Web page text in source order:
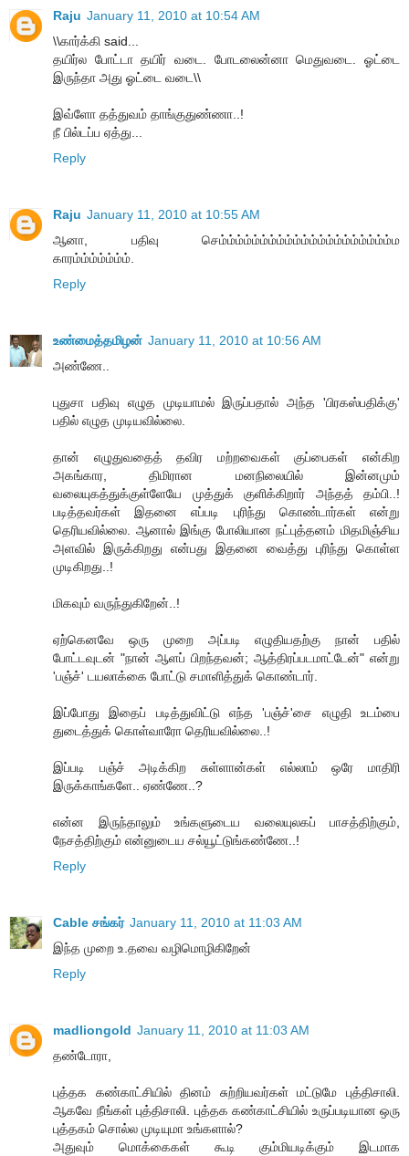
Raju January 11, 2010 at 10:54 AM
\\கார்க்கி said...
தயிர்ல போட்டா தயிர் வடை. போடலைன்னா மெதுவடை. ஓட்டை
இருந்தா அது ஓட்டை வடை\\
இவ்ளோ தத்துவம் தாங்குதுண்ணா..!
நீ பில்டப்ப ஏத்து...
Reply
Raju January 11, 2010 at 10:55 AM
ஆனா, பதிவு செம்ம்ம்ம்ம்ம்ம்ம்ம்ம்ம்ம்ம்ம்ம்ம்ம்ம்ம்ம்ம்ம
காரம்ம்ம்ம்ம்ம்ம்.
Reply
உண்மைத்தமிழன் January 11, 2010 at 10:56 AM
அண்ணே..
புதுசா பதிவு எழுத முடியாமல் இருப்பதால் அந்த 'பிரகஸ்பதிக்கு'
பதில் எழுத முடியவில்லை.
தான் எழுதுவதைத் தவிர மற்றவைகள் குப்பைகள் என்கிற
அகங்கார, திமிரான மனநிலையில் இன்னமும்
வலையுகத்துக்குள்ளேயே முத்துக் குளிக்கிறார் அந்தத் தம்பி..!
படித்தவர்கள் இதனை எப்படி புரிந்து கொண்டார்கள் என்று
தெரியவில்லை. ஆனால் இங்கு போலியான நட்புத்தனம் மிதமிஞ்சிய
அளவில் இருக்கிறது என்பது இதனை வைத்து புரிந்து கொள்ள
முடிகிறது..!
மிகவும் வருந்துகிறேன்..!
ஏற்கெனவே ஒரு முறை அப்படி எழுதியதற்கு நான் பதில்
போட்டவுடன் "நான் ஆளப் பிறந்தவன்; ஆத்திரப்படமாட்டேன்" என்று
'பஞ்ச்' டயலாக்கை போட்டு சமாளித்துக் கொண்டார்.
இப்போது இதைப் படித்துவிட்டு எந்த 'பஞ்ச்'சை எழுதி உடம்பை
துடைத்துக் கொள்வாரோ தெரியவில்லை..!
இப்படி பஞ்ச் அடிக்கிற சுள்ளான்கள் எல்லாம் ஒரே மாதிரி
இருக்காங்களே.. ஏண்ணே..?
என்ன இருந்தாலும் உங்களுடைய வலையுலகப் பாசத்திற்கும்,
நேசத்திற்கும் என்னுடைய சல்யூட்டுங்கண்ணே..!
Reply
Cable சங்கர் January 11, 2010 at 11:03 AM
இந்த முறை உ.தவை வழிமொழிகிறேன்
Reply
madliongold January 11, 2010 at 11:03 AM
தண்டோரா,
புத்தக கண்காட்சியில் தினம் சுற்றியவர்கள் மட்டுமே புத்திசாலி.
ஆகவே நீங்கள் புத்திசாலி. புத்தக கண்காட்சியில் உருப்படியான ஒரு
புத்தகம் சொல்ல முடியுமா உங்களால்?
அதுவும் மொக்கைகள் கூடி கும்மியடிக்கும் இடமாக